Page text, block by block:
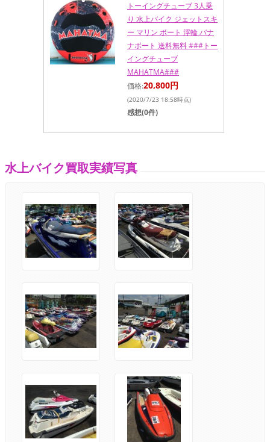
トーイングチューブ 3人乗
り 水上バイク ジェットスキ
ー マリン ボート 浮輪 バナ
ナボート 送料無料 ###トー
イングチューブ
MAHATMA###
価格:20,800円
(2020/7/23 18:58時点)
感想(0件)
水上バイク買取実績写真